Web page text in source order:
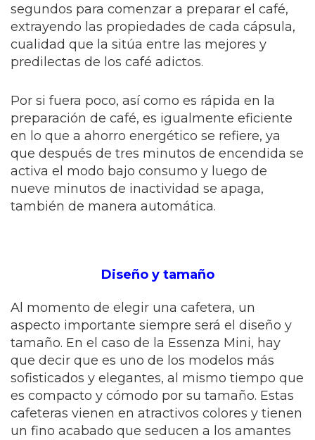
segundos para comenzar a preparar el café,
extrayendo las propiedades de cada cápsula,
cualidad que la sitúa entre las mejores y
predilectas de los café adictos.
Por si fuera poco, así como es rápida en la
preparación de café, es igualmente eficiente
en lo que a ahorro energético se refiere, ya
que después de tres minutos de encendida se
activa el modo bajo consumo y luego de
nueve minutos de inactividad se apaga,
también de manera automática.
Diseño y tamaño
Al momento de elegir una cafetera, un
aspecto importante siempre será el diseño y
tamaño. En el caso de la Essenza Mini, hay
que decir que es uno de los modelos más
sofisticados y elegantes, al mismo tiempo que
es compacto y cómodo por su tamaño. Estas
cafeteras vienen en atractivos colores y tienen
un fino acabado que seducen a los amantes